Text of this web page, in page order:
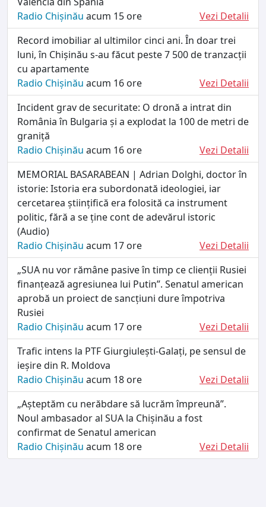
Radio Chișinău acum 15 ore
Vezi Detalii
Record imobiliar al ultimilor cinci ani. În doar trei
luni, în Chișinău s-au făcut peste 7 500 de tranzacții
cu apartamente
Radio Chișinău acum 16 ore
Vezi Detalii
Incident grav de securitate: O dronă a intrat din
România în Bulgaria și a explodat la 100 de metri de
graniță
Radio Chișinău acum 16 ore
Vezi Detalii
MEMORIAL BASARABEAN | Adrian Dolghi, doctor în
istorie: Istoria era subordonată ideologiei, iar
cercetarea științifică era folosită ca instrument
politic, fără a se ține cont de adevărul istoric
(Audio)
Radio Chișinău acum 17 ore
Vezi Detalii
„SUA nu vor rămâne pasive în timp ce clienții Rusiei
finanțează agresiunea lui Putin”. Senatul american
aprobă un proiect de sancțiuni dure împotriva
Rusiei
Radio Chișinău acum 17 ore
Vezi Detalii
Trafic intens la PTF Giurgiulești-Galați, pe sensul de
ieșire din R. Moldova
Radio Chișinău acum 18 ore
Vezi Detalii
„Așteptăm cu nerăbdare să lucrăm împreună”.
Noul ambasador al SUA la Chișinău a fost
confirmat de Senatul american
Radio Chișinău acum 18 ore Vezi Detalii